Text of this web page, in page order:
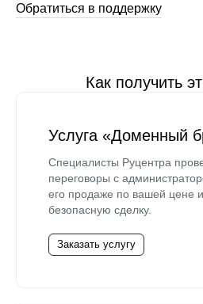
Обратиться в поддержку
Как получить
Услуга «Доменный
Специалисты Руцентра
переговоры с
его продаже по вашей цене
безопасную сделку.
Заказать услугу